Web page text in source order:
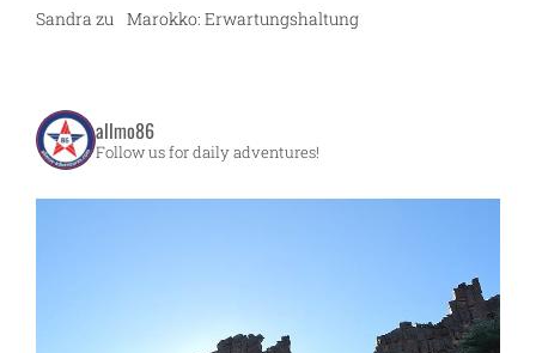
Sandra zu Marokko: Erwartungshaltung
allmo86
Follow us for daily adventures!